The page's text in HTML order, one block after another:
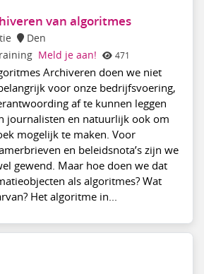
van algoritmes
Den
Meld je aan! 471
Archiveren doen we niet
voor onze bedrijfsvoering,
af te kunnen leggen
journalisten en natuurlijk ook om
mogelijk te maken. Voor
en beleidsnota’s zijn we
gewend. Maar hoe doen we dat
als algoritmes? Wat
Het algoritme in...